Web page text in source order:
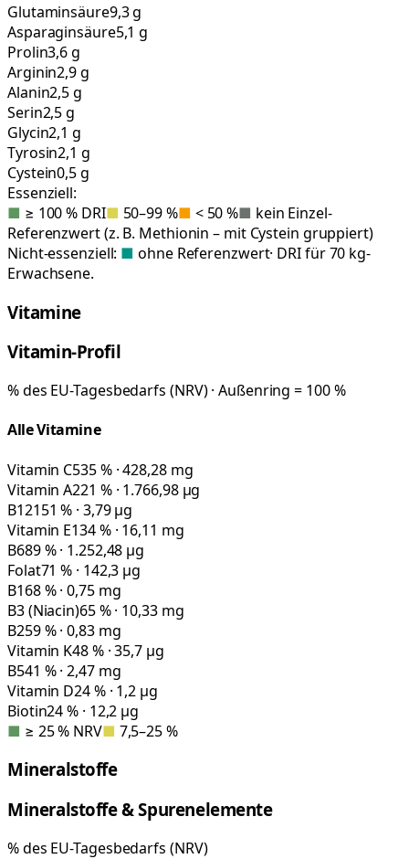
Glutaminsäure9,3 g
Asparaginsäure5,1 g
Prolin3,6 g
Arginin2,9 g
Alanin2,5 g
Serin2,5 g
Glycin2,1 g
Tyrosin2,1 g
Cystein0,5 g
Essenziell:
■ ≥ 100 % DRI■ 50–99 %■ < 50 %■ kein Einzel-
Referenzwert (z. B. Methionin – mit Cystein gruppiert)
Nicht-essenziell: ■ ohne Referenzwert· DRI für 70 kg-
Erwachsene.
Vitamine
Vitamin-Profil
% des EU-Tagesbedarfs (NRV) · Außenring = 100 %
Alle Vitamine
Vitamin C535 % · 428,28 mg
Vitamin A221 % · 1.766,98 µg
B12151 % · 3,79 µg
Vitamin E134 % · 16,11 mg
B689 % · 1.252,48 µg
Folat71 % · 142,3 µg
B168 % · 0,75 mg
B3 (Niacin)65 % · 10,33 mg
B259 % · 0,83 mg
Vitamin K48 % · 35,7 µg
B541 % · 2,47 mg
Vitamin D24 % · 1,2 µg
Biotin24 % · 12,2 µg
■ ≥ 25 % NRV■ 7,5–25 %
Mineralstoffe
Mineralstoffe & Spurenelemente
% des EU-Tagesbedarfs (NRV)